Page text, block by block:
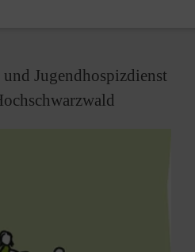
Jugendhospizdienst